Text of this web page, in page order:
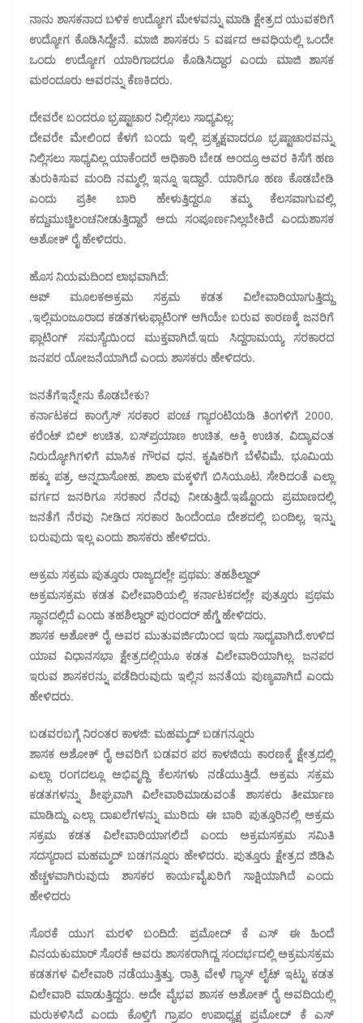
ನಾನು‌ ಶಾಸಕನಾದ ಬಳಿಕ ಉದ್ಯೋಗ‌ ಮೇಳವನ್ನು‌ ಮಾಡಿ ಕ್ಷೇತ್ರದ ಯುವಕರಿಗೆ
ಉದ್ಯೋಗ ಕೊಡಿಸಿದ್ದೇನೆ. ಮಾಜಿ ಶಾಸಕರು 5 ವರ್ಷದ ಅವಧಿಯಲ್ಲಿ ಒಂದೇ
ಒಂದು ಉದ್ಯೋಗ ಯಾರಿಗಾದರೂ ಕೊಡಿಸಿದ್ದಾರ ಎಂದು‌ ಮಾಜಿ ಶಾಸಕ
ಮಠಂದೂರು ಅವರನ್ನು ಕೆಣಕಿದರು.
ದೇವರೇ ಬಂದರೂ‌ ಭ್ರಷ್ಟಾಚಾರ ನಿಲ್ಲಿಸಲು ಸಾಧ್ಯವಿಲ್ಲ:
ದೇವರೇ ಮೇಲಿಂದ ಕೆಳಗೆ ಬಂದು ಇಲ್ಲಿ‌ ಪ್ರತ್ಯಕ್ಷವಾದರೂ ಭ್ರಷ್ಟಾಚಾರವನ್ನು‌
ನಿಲ್ಲಿಸಲು ಸಾಧ್ಯವಿಲ್ಲ ಯಾಕೆಂದರೆ ಅಧಿಕಾರಿ ಬೇಡ ಅಂದ್ರೂ ಅವರ ಕಿಸೆಗೆ ಹಣ
ತುರುಕಿಸುವ ಮಂದಿ‌ ನಮ್ಮಲ್ಲಿ ಇನ್ನೂ ಇದ್ದಾರೆ. ಯಾರಿಗೂ ಹಣ ಕೊಡಬೇಡಿ
ಎಂದು ಪ್ರತೀ ಬಾರಿ ಹೇಳುತ್ತಿದ್ದರೂ ತಮ್ಮ ಕೆಲಸವಾಗುವಲ್ಲಿ
ಕದ್ದು‌ಮುಚ್ಚಿ‌ಲಂಚ‌ನೀಡುತ್ತಿದ್ದಾರೆ ಅದು‌ ಸಂಪೂರ್ಣ‌ನಿಲ್ಲಬೇಕಿದೆ ಎಂದು‌ಶಾಸಕ
ಅಶೋಕ್ ರೈ ಹೇಳಿದರು.
ಹೊಸ‌ ನಿಯಮದಿಂದ ಲಾಭವಾಗಿದೆ:
ಆಪ್ ಮೂಲಕ‌ಅಕ್ರಮ ಸಕ್ರಮ ಕಡತ ವಿಲೇವಾರಿಯಾಗುತ್ತಿದ್ದು
,ಇಲ್ಲಿ‌ಮಂಜೂರಾದ ಕಡತಗಳು‌ಫ್ಲಾಟಿಂಗ್ ಆಗಿಯೇ ಬರುವ ಕಾರಣಕ್ಕೆ ಜನರಿಗೆ
ಫ್ಲಾಟಿಂಗ್ ಸಮಸ್ಯೆಯಿಂದ ಮುಕ್ತವಾಗಿದೆ.‌ಇದು ಸಿದ್ದರಾಮಯ್ಯ ಸರಕಾರದ
ಜನಪರ ಯೋಜನೆಯಾಗಿದೆ ಎಂದು ಶಾಸಕರು ಹೇಳಿದರು.
ಜನತೆಗೆ‌ಇನ್ನೇನು ಕೊಡಬೇಕು?
ಕರ್ನಾಟಕದ ಕಾಂಗ್ರೆಸ್ ಸರಕಾರ‌ ಪಂಚ ಗ್ಯಾರಂಟಿಯಡಿ ತಿಂಗಳಿಗೆ 2000,
ಕರೆಂಟ್ ಬಿಲ್ ಉಚಿತ, ಬಸ್‌ಪ್ರಯಾಣ ಉಚಿತ, ಅಕ್ಕಿ ಉಚಿತ, ವಿದ್ಯಾವಂತ
ನಿರುದ್ಯೋಗಿಗಳಿಗೆ‌ ಮಾಸಿಕ‌ ಗೌರವ ಧನ, ಕೃಷಿಕರಿಗೆ ಬೆಳೆ‌ವಿಮೆ, ಭೂಮಿಯ
ಹಕ್ಕು ಪತ್ರ, ಅನ್ನದಾಸೋಹ, ಶಾಲಾ ಮಕ್ಕಳಿಗೆ ಬಿಸಿಯೂಟ, ಸೇರಿದಂತೆ ಎಲ್ಲಾ
ವರ್ಗದ ಜನರಿಗೂ ಸರಕಾರ ನೆರವು‌ ನೀಡುತ್ತಿದೆ.‌ಇಷ್ಟೊಂದು ಪ್ರಮಾಣದಲ್ಲಿ‌
ಜನತೆಗೆ ನೆರವು‌ ನೀಡಿದ ಸರಕಾರ ಹಿಂದೆಂದೂ ದೇಶದಲ್ಲಿ‌ ಬಂದಿಲ್ಲ, ಇನ್ನು
ಬರುವುದು ಇಲ್ಲ ಎಂದು‌ ಶಾಸಕರು ಹೇಳಿದರು.
ಅಕ್ರಮ ಸಕ್ರಮ ಪುತ್ತೂರು ರಾಜ್ಯದಲ್ಲೇ ಪ್ರಥಮ: ತಹಶಿಲ್ದಾರ್
ಅಕ್ರಮ‌ಸಕ್ರಮ‌ ಕಡತ ವಿಲೇವಾರಿಯಲ್ಲಿ ಕರ್ನಾಟಕದಲ್ಲೇ ಪುತ್ತೂರು ಪ್ರಥಮ‌
ಸ್ಥಾನದಲ್ಲಿದೆ ಎಂದು ತಹಶಿಲ್ದಾರ್ ಪುರಂದರ್ ಹೆಗ್ಡೆ ಹೇಳಿದರು.
ಶಾಸಕ ಅಶೋಕ್ ರೈ ಅವರ‌ ಮುತುವರ್ಜಿಯಿಂದ ಇದು ಸಾಧ್ಯವಾಗಿದೆ.‌ಉಳಿದ
ಯಾವ ವಿಧಾನಸಭಾ ಕ್ಷೇತ್ರದಲ್ಲಿಯೂ ಕಡತ ವಿಲೇವಾರಿಯಾಗಿಲ್ಲ.‌ ಜನಪರ
ಇರುವ ಶಾಸಕರನ್ನು ಪಡೆದಿರುವುದು ಇಲ್ಲಿನ‌ ಜನತೆಯ‌ ಪುಣ್ಯವಾಗಿದೆ ಎಂದು
ಹೇಳಿದರು.
ಬಡವರ‌ಬಗ್ಗೆ‌ ನಿರಂತರ ಕಾಳಜಿ: ಮಹಮ್ಮದ್ ಬಡಗನ್ನೂರು
ಶಾಸಕ ಅಶೋಕ್ ರೈ ಅವರಿಗೆ ಬಡವರ ಪರ‌ ಕಾಳಜಿಯ ಕಾರಣಕ್ಕೆ ಕ್ಷೇತ್ರದಲ್ಲಿ
ಎಲ್ಲಾ ರಂಗದಲ್ಲೂ ಅಭಿವೃದ್ದಿ ಕೆಲಸಗಳು ನಡೆಯುತ್ತಿದೆ. ಅಕ್ರಮ ಸಕ್ರಮ
ಕಡತಗಳನ್ನು ಶೀಘ್ರವಾಗಿ ವಿಲೇವಾರಿ‌ಮಾಡುವಂತೆ ಶಾಸಕರು‌ ತೀರ್ಮಾಣ‌
ಮಾಡಿದ್ದು‌ ಎಲ್ಲಾ ದಾಖಲೆಗಳನ್ನು ಮುರಿದು‌ ಈ ಬಾರಿ ಪುತ್ತೂರಿನಲ್ಲಿ ಅಕ್ರಮ
ಸಕ್ರಮ ಕಡತ ವಿಲೇವಾರಿಯಾಗಲಿದೆ ಎಂದು ಅಕ್ರಮ‌ಸಕ್ರಮ‌ ಸಮಿತಿ
ಸದಸ್ಯರಾದ‌ ಮಹಮ್ಮದ್ ಬಡಗನ್ನೂರು ಹೇಳಿದರು. ಪುತ್ತೂರು ಕ್ಷೇತ್ರದ ಜಿಡಿಪಿ
ಹೆಚ್ಚಳವಾಗಿರುವುದು ಶಾಸಕರ ಕಾರ್ಯವೈಖರಿಗೆ ಸಾಕ್ಷಿಯಾಗಿದೆ ಎಂದು
ಹೇಳಿದರು
ಸೊರಕೆ ಯುಗ ಮರಳಿ‌ ಬಂದಿದೆ: ಪ್ರಮೋದ್ ಕೆ ಎಸ್ ಈ ಹಿಂದೆ
ವಿನಯಕುಮಾರ್ ಸೊರಕೆ ಅವರು‌ ಶಾಸಕರಾಗಿದ್ದ ಸಂದರ್ಭದಲ್ಲಿ‌ ಅಕ್ರಮ‌ಸಕ್ರಮ
ಕಡತಗಳ ವಿಲೇವಾರಿ ನಡೆಯುತ್ತಿತ್ತು.‌ ರಾತ್ರಿ ವೇಳೆ ಗ್ಯಾಸ್ ಲೈಟ್ ಇಟ್ಟು ಕಡತ
ವಿಲೇವಾರಿ ಮಾಡುತ್ತಿದ್ದರು. ಅದೇ ವೈಭವ ಶಾಸಕ ಅಶೋಕ್ ರೈ ಅವದಿಯಲ್ಲಿ
ಮರುಕಳಿಸಿದೆ ಎಂದು ಕೊಳ್ತಿಗೆ ಗ್ರಾಪಂ‌ ಉಪಾಧ್ಯಕ್ಷ‌ ಪ್ರಮೋದ್ ಕೆ ಎಸ್